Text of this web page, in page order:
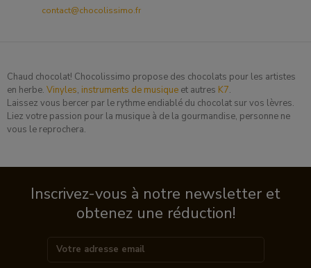
contact@chocolissimo.fr
Chaud chocolat! Chocolissimo propose des chocolats pour les artistes
en herbe. Vinyles, instruments de musique et autres K7.
Laissez vous bercer par le rythme endiablé du chocolat sur vos lèvres.
Liez votre passion pour la musique à de la gourmandise, personne ne
vous le reprochera.
Inscrivez-vous à notre newsletter et
obtenez une réduction!